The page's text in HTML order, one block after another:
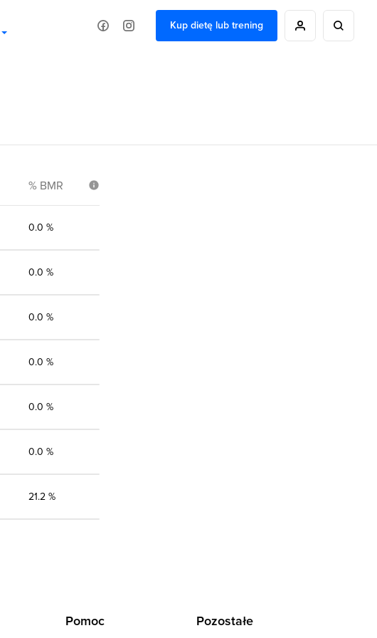
Kup dietę lub trening
% BMR
0.0 %
0.0 %
0.0 %
0.0 %
0.0 %
0.0 %
21.2 %
Pomoc Pozostałe